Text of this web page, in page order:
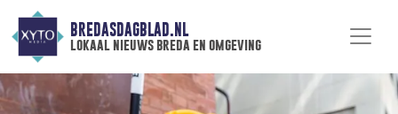
BREDASDAGBLAD.NL
lokaal nieuws breda en omgeving